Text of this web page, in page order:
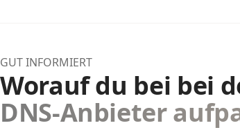
GUT INFORMIERT
Worauf du bei bei
DNS-Anbieter